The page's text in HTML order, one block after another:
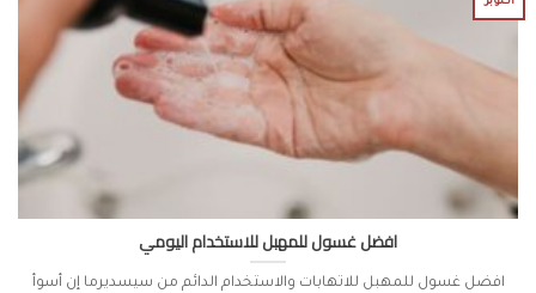
افضل غسول للمهبل للاستخدام اليومي
افضل غسول للمهبل للاتهابات والاستخدام الدائم من سيسديرما إن أسوأ